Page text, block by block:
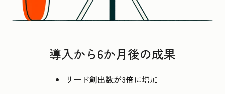
導入から6か月後の成果
リード創出数が3倍に増加